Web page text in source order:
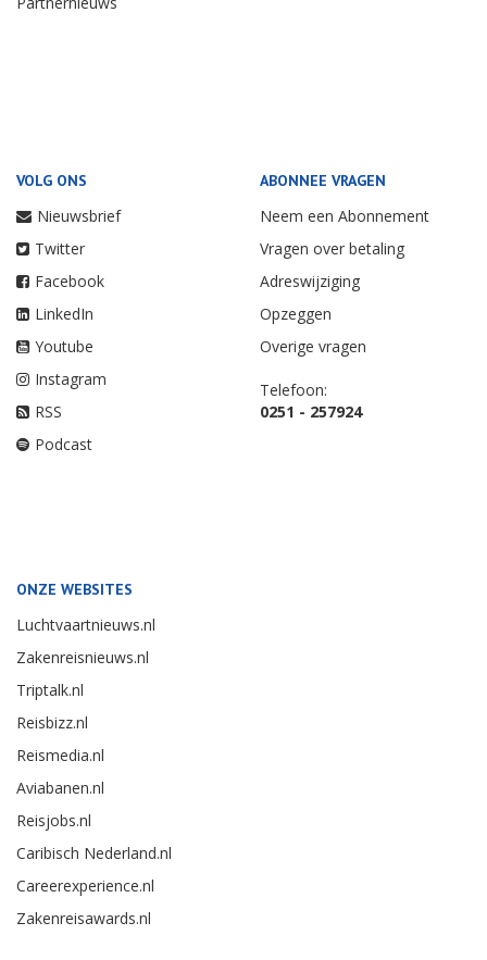
VOLG ONS
Nieuwsbrief
Twitter
Facebook
LinkedIn
Youtube
Instagram
RSS
Podcast
ABONNEE VRAGEN
Neem een Abonnement
Vragen over betaling
Adreswijziging
Opzeggen
Overige vragen
Telefoon:
0251 - 257924
ONZE WEBSITES
Luchtvaartnieuws.nl
Zakenreisnieuws.nl
Triptalk.nl
Reisbizz.nl
Reismedia.nl
Aviabanen.nl
Reisjobs.nl
Caribisch Nederland.nl
Careerexperience.nl
Zakenreisawards.nl